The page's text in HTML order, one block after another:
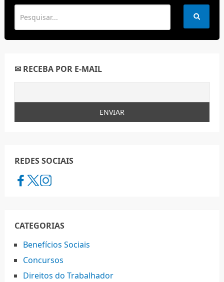
✉ RECEBA POR E-MAIL
REDES SOCIAIS
CATEGORIAS
Benefícios Sociais
Concursos
Direitos do Trabalhador